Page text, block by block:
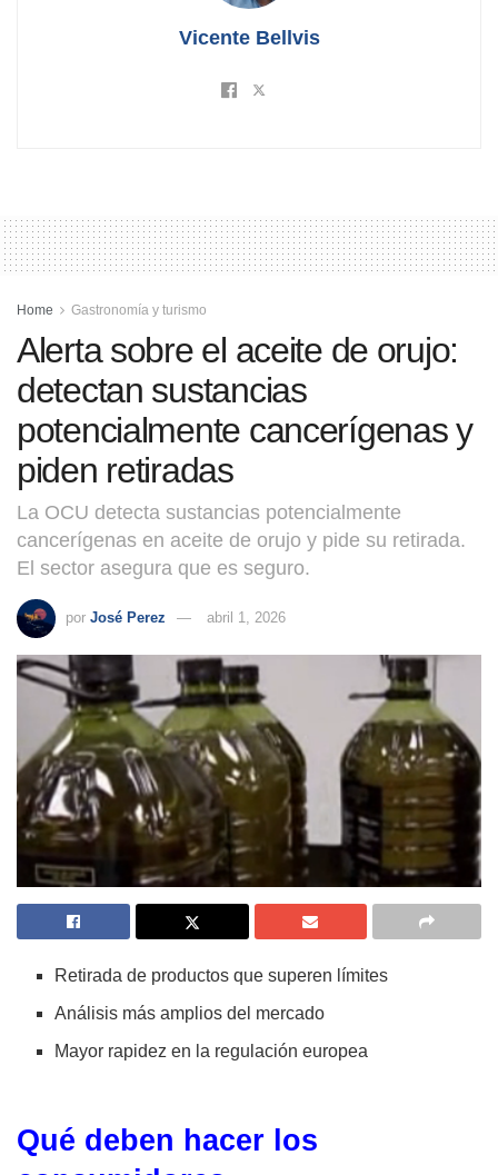
Vicente Bellvis
Home Gastronomía y turismo
Alerta sobre el aceite de orujo:
detectan sustancias
potencialmente cancerígenas y
piden retiradas
La OCU detecta sustancias potencialmente
cancerígenas en aceite de orujo y pide su retirada.
El sector asegura que es seguro.
por José Perez abril 1, 2026
Retirada de productos que superen límites
Análisis más amplios del mercado
Mayor rapidez en la regulación europea
Qué deben hacer los